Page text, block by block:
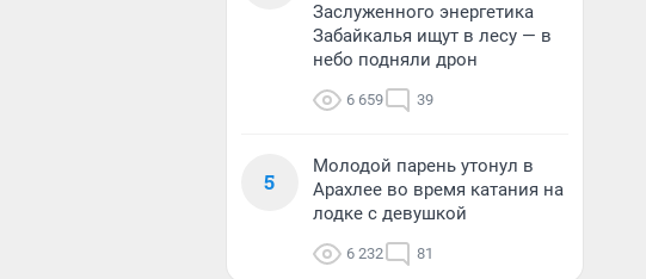
Заслуженного энергетика
Забайкалья ищут в лесу — в
небо подняли дрон
6 659 39
5
Молодой парень утонул в
Арахлее во время катания на
лодке с девушкой
6 232 81